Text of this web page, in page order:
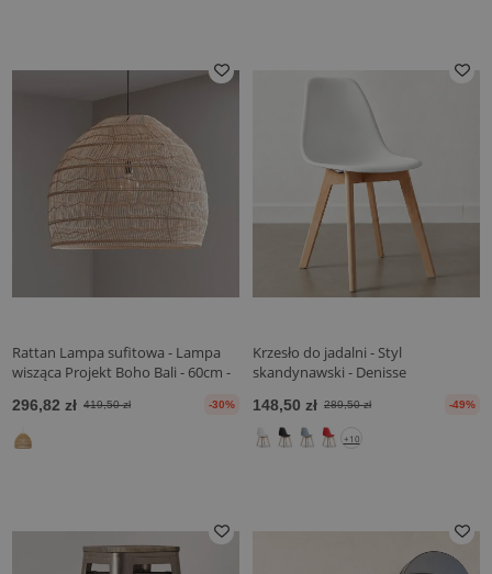
Rattan Lampa sufitowa - Lampa
wisząca Projekt Boho Bali - 60cm -
296,82 zł 419,50 zł -30%
Krzesło do jadalni - Styl
skandynawski - Denisse
148,50 zł 289,50 zł -49%
+10